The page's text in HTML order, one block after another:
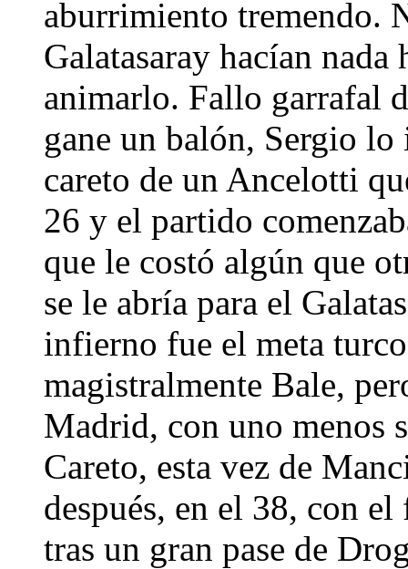
aburrimiento tremendo.
Galatasaray hacían
animarlo. Fallo garrafal
gane un balón, Sergio
careto de un Ancelotti
26 y el partido
que le costó algún que
se le abría para el
infierno fue el meta
magistralmente Bale,
Madrid, con uno menos
Careto, esta vez de
después, en el 38, con
tras un gran pase de